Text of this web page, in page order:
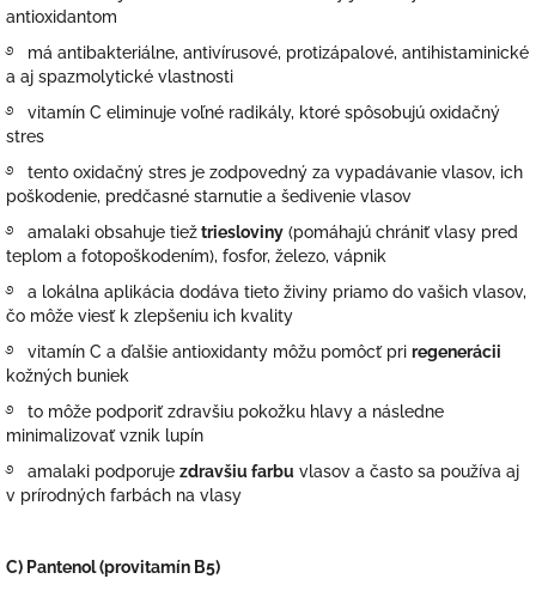
antioxidantom
࿔ má antibakteriálne, antivírusové, protizápalové, antihistaminické
a aj spazmolytické vlastnosti
࿔ vitamín C eliminuje voľné radikály, ktoré spôsobujú oxidačný
stres
࿔ tento oxidačný stres je zodpovedný za vypadávanie vlasov, ich
poškodenie, predčasné starnutie a šedivenie vlasov
࿔ amalaki obsahuje tiežtriesloviny (pomáhajú chrániť vlasy pred
teplom a fotopoškodením), fosfor, železo, vápnik
࿔ a lokálna aplikácia dodáva tieto živiny priamo do vašich vlasov,
čo môže viesť k zlepšeniu ich kvality
࿔ vitamín C a ďalšie antioxidanty môžu pomôcť pri regenerácii
kožných buniek
࿔ to môže podporiť zdravšiu pokožku hlavy a následne
minimalizovať vznik lupín
࿔ amalaki podporuje zdravšiu farbu vlasov a často sa používa aj
v prírodných farbách na vlasy
C) Pantenol(provitamín B5)